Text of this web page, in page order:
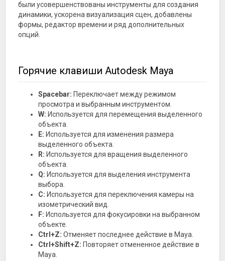
были усовершенствованы инструменты для создания
динамики, ускорена визуализация сцен, добавлены
формы, редактор времени и ряд дополнительных
опций.
Горячие клавиши Autodesk Maya
Spacebar: Переключает между режимом
просмотра и выбранным инструментом.
W: Используется для перемещения выделенного
объекта.
E: Используется для изменения размера
выделенного объекта.
R: Используется для вращения выделенного
объекта.
Q: Используется для выделения инструмента
выбора.
C: Используется для переключения камеры на
изометрический вид.
F: Используется для фокусировки на выбранном
объекте.
Ctrl+Z: Отменяет последнее действие в Maya.
Ctrl+Shift+Z: Повторяет отмененное действие в
Maya.